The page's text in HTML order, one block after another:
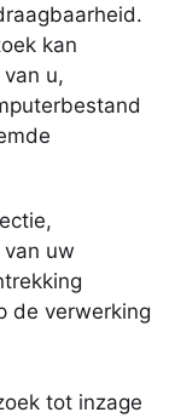
kan
u,
uw
de verwerking
tot inzage